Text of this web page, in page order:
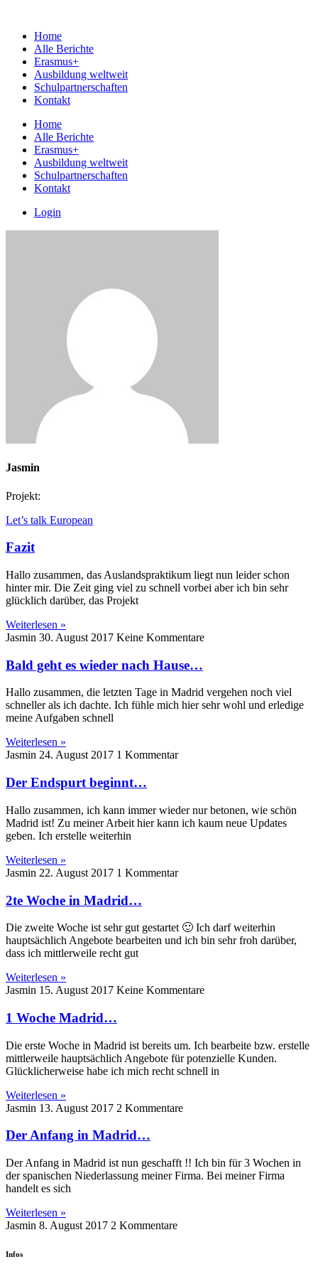
Home
Alle Berichte
Erasmus+
Ausbildung weltweit
Schulpartnerschaften
Kontakt
Home
Alle Berichte
Erasmus+
Ausbildung weltweit
Schulpartnerschaften
Kontakt
Login
Jasmin
Projekt:
Let’s talk European
Fazit
Hallo zusammen, das Auslandspraktikum liegt nun leider schon
hinter mir. Die Zeit ging viel zu schnell vorbei aber ich bin sehr
glücklich darüber, das Projekt
Weiterlesen »
Jasmin 30. August 2017 Keine Kommentare
Bald geht es wieder nach Hause…
Hallo zusammen, die letzten Tage in Madrid vergehen noch viel
schneller als ich dachte. Ich fühle mich hier sehr wohl und erledige
meine Aufgaben schnell
Weiterlesen »
Jasmin 24. August 2017 1 Kommentar
Der Endspurt beginnt…
Hallo zusammen, ich kann immer wieder nur betonen, wie schön
Madrid ist! Zu meiner Arbeit hier kann ich kaum neue Updates
geben. Ich erstelle weiterhin
Weiterlesen »
Jasmin 22. August 2017 1 Kommentar
2te Woche in Madrid…
Die zweite Woche ist sehr gut gestartet 🙂 Ich darf weiterhin
hauptsächlich Angebote bearbeiten und ich bin sehr froh darüber,
dass ich mittlerweile recht gut
Weiterlesen »
Jasmin 15. August 2017 Keine Kommentare
1 Woche Madrid…
Die erste Woche in Madrid ist bereits um. Ich bearbeite bzw. erstelle
mittlerweile hauptsächlich Angebote für potenzielle Kunden.
Glücklicherweise habe ich mich recht schnell in
Weiterlesen »
Jasmin 13. August 2017 2 Kommentare
Der Anfang in Madrid…
Der Anfang in Madrid ist nun geschafft !! Ich bin für 3 Wochen in
der spanischen Niederlassung meiner Firma. Bei meiner Firma
handelt es sich
Weiterlesen »
Jasmin 8. August 2017 2 Kommentare
Infos